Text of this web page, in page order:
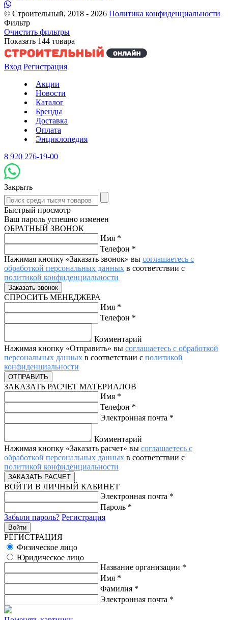
© Строительный, 2018 - 2026 Политика конфиденциальности
Фильтр
Очистить фильтры
Показать 144 товара
Вход Регистрация
Акции
Новости
Каталог
Бренды
Доставка
Оплата
Энциклопедия
8 920 276-19-00
Закрыть
Быстрый просмотр
Ваш пароль успешно изменен
ОБРАТНЫЙ ЗВОНОК
Имя *
Телефон *
Нажимая кнопку «Заказать звонок» вы соглашаетесь с
обработкой персональных данных в соответствии с
политикой конфиденциальности
СПРОСИТЬ МЕНЕДЖЕРА
Имя *
Телефон *
Комментарий
Нажимая кнопку «Отправить» вы соглашаетесь с обработкой
персональных данных в соответствии с политикой
конфиденциальности
ЗАКАЗАТЬ РАСЧЕТ МАТЕРИАЛОВ
Имя *
Телефон *
Электронная почта *
Комментарий
Нажимая кнопку «Заказать расчет» вы соглашаетесь с
обработкой персональных данных в соответствии с
политикой конфиденциальности
ВОЙТИ В ЛИЧНЫЙ КАБИНЕТ
Электронная почта *
Пароль *
Забыли пароль? Регистрация
РЕГИСТРАЦИЯ
Физическое лицо
Юридическое лицо
Название организации *
Имя *
Фамилия *
Электронная почта *